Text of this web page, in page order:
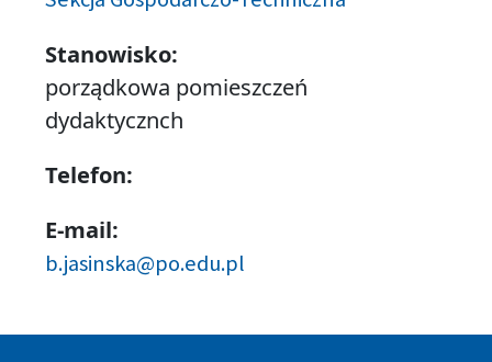
Stanowisko:
porządkowa pomieszczeń
dydaktycznch
Telefon:
E-mail:
b.jasinska@po.edu.pl